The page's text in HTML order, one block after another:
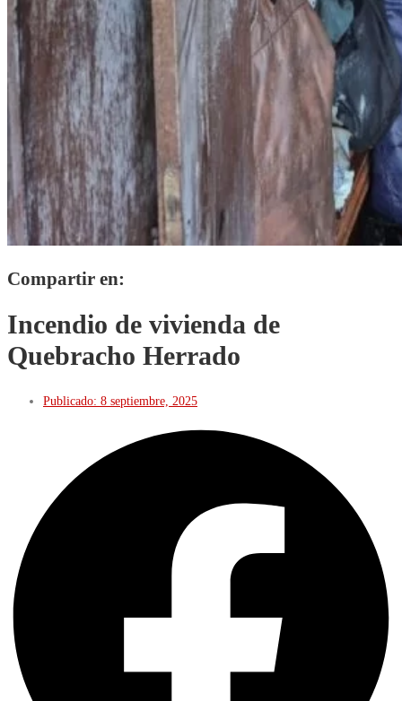
Compartir en:
Incendio de vivienda de
Quebracho Herrado
Publicado: 8 septiembre, 2025